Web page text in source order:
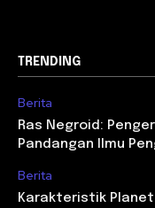
TRENDING
Berita
Ras Negroid:
Pandangan Ilmu
Berita
Karakteristik Planet